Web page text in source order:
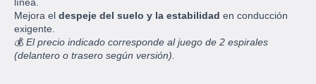
Mejora el despeje del suelo y la estabilidad en conducción
exigente.
💰 El precio indicado corresponde al juego de 2 espirales
(delantero o trasero según versión).